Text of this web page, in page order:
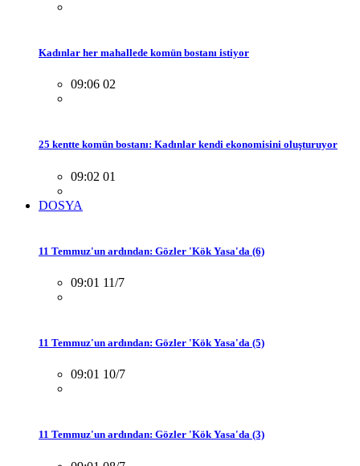
Kadınlar her mahallede komün bostanı istiyor
09:06 02
25 kentte komün bostanı: Kadınlar kendi ekonomisini oluşturuyor
09:02 01
DOSYA
11 Temmuz'un ardından: Gözler 'Kök Yasa'da (6)
09:01 11/7
11 Temmuz'un ardından: Gözler 'Kök Yasa'da (5)
09:01 10/7
11 Temmuz'un ardından: Gözler 'Kök Yasa'da (3)